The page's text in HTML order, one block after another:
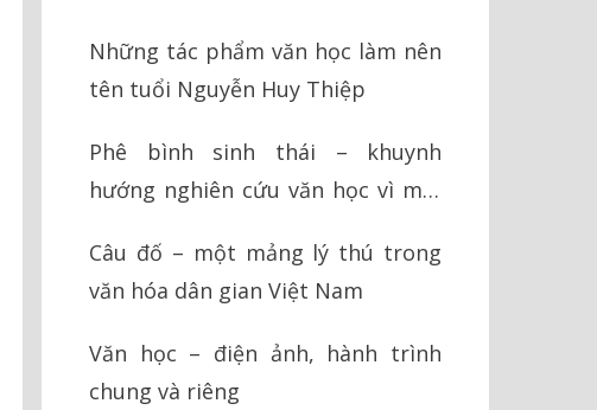
Những tác phẩm văn học làm nên
tên tuổi Nguyễn Huy Thiệp
Phê bình sinh thái – khuynh
hướng nghiên cứu văn học vì môi
Câu đố – một mảng lý thú trong
văn hóa dân gian Việt Nam
Văn học – điện ảnh, hành trình
chung và riêng